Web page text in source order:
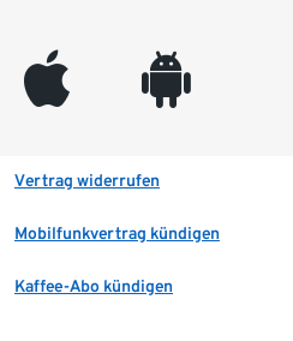
appleinc android
Vertrag widerrufen
Mobilfunkvertrag kündigen
Kaffee-Abo kündigen